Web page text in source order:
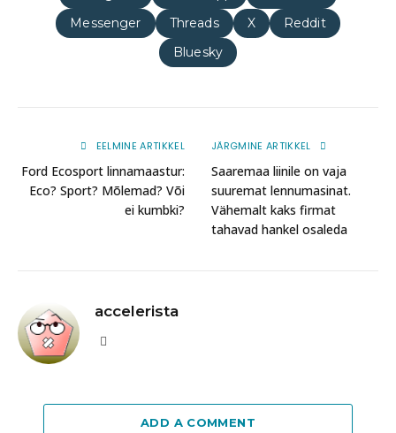
Messenger
Threads X
Reddit
Bluesky
EELMINE ARTIKKEL
Ford Ecosport linnamaastur:
Eco? Sport? Mõlemad? Või
ei kumbki?
JÄRGMINE ARTIKKEL
Saaremaa liinile on vaja
suuremat lennumasinat.
Vähemalt kaks firmat
tahavad hankel osaleda
accelerista
ADD A COMMENT